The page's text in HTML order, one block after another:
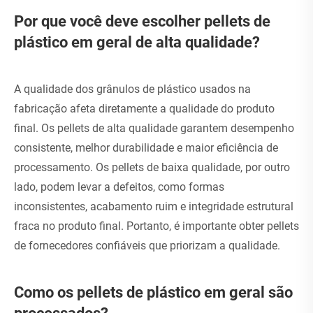
Por que você deve escolher pellets de
plástico em geral de alta qualidade?
A qualidade dos grânulos de plástico usados ​​na
fabricação afeta diretamente a qualidade do produto
final. Os pellets de alta qualidade garantem desempenho
consistente, melhor durabilidade e maior eficiência de
processamento. Os pellets de baixa qualidade, por outro
lado, podem levar a defeitos, como formas
inconsistentes, acabamento ruim e integridade estrutural
fraca no produto final. Portanto, é importante obter pellets
de fornecedores confiáveis ​​que priorizam a qualidade.
Como os pellets de plástico em geral são